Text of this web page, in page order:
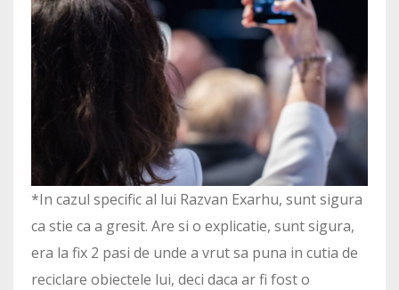
*In cazul specific al lui Razvan Exarhu, sunt sigura
ca stie ca a gresit. Are si o explicatie, sunt sigura,
era la fix 2 pasi de unde a vrut sa puna in cutia de
reciclare obiectele lui, deci daca ar fi fost o